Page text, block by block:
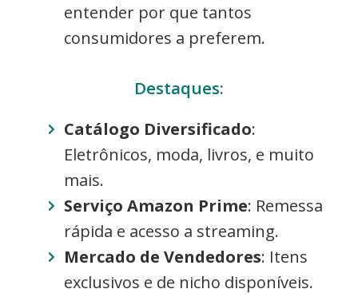
entender por que tantos
consumidores a preferem.
Destaques:
Catálogo Diversificado:
Eletrônicos, moda, livros, e muito
mais.
Serviço Amazon Prime: Remessa
rápida e acesso a streaming.
Mercado de Vendedores: Itens
exclusivos e de nicho disponíveis.